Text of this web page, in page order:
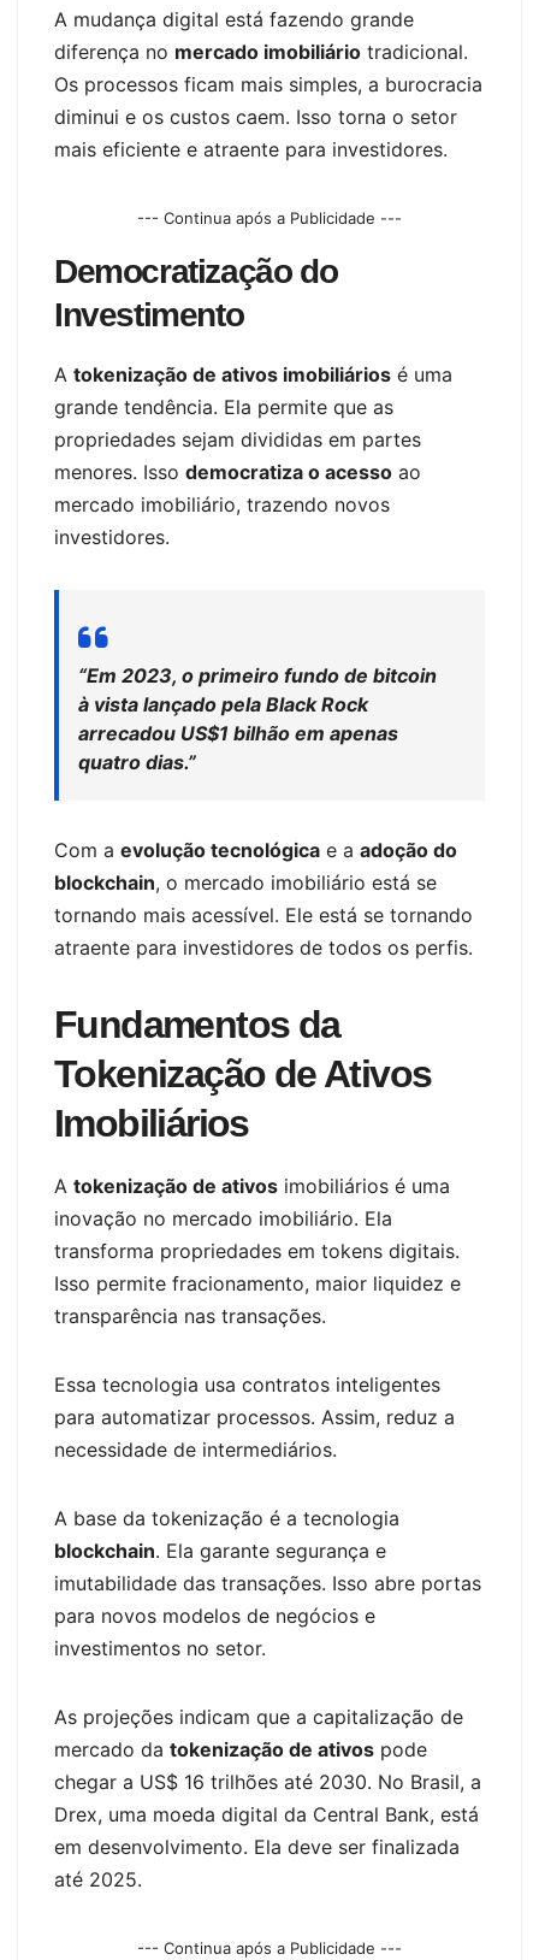
A mudança digital está fazendo grande
diferença no mercado imobiliário tradicional.
Os processos ficam mais simples, a burocracia
diminui e os custos caem. Isso torna o setor
mais eficiente e atraente para investidores.
--- Continua após a Publicidade ---
Democratização do
Investimento
A tokenização de ativos imobiliários é uma
grande tendência. Ela permite que as
propriedades sejam divididas em partes
menores. Isso democratiza o acesso ao
mercado imobiliário, trazendo novos
investidores.
“Em 2023, o primeiro fundo de bitcoin
à vista lançado pela Black Rock
arrecadou US$1 bilhão em apenas
quatro dias.”
Com a evolução tecnológica e a adoção do
blockchain, o mercado imobiliário está se
tornando mais acessível. Ele está se tornando
atraente para investidores de todos os perfis.
Fundamentos da
Tokenização de Ativos
Imobiliários
A tokenização de ativos imobiliários é uma
inovação no mercado imobiliário. Ela
transforma propriedades em tokens digitais.
Isso permite fracionamento, maior liquidez e
transparência nas transações.
Essa tecnologia usa contratos inteligentes
para automatizar processos. Assim, reduz a
necessidade de intermediários.
A base da tokenização é a tecnologia
blockchain. Ela garante segurança e
imutabilidade das transações. Isso abre portas
para novos modelos de negócios e
investimentos no setor.
As projeções indicam que a capitalização de
mercado da tokenização de ativos pode
chegar a US$ 16 trilhões até 2030. No Brasil, a
Drex, uma moeda digital da Central Bank, está
em desenvolvimento. Ela deve ser finalizada
até 2025.
--- Continua após a Publicidade ---